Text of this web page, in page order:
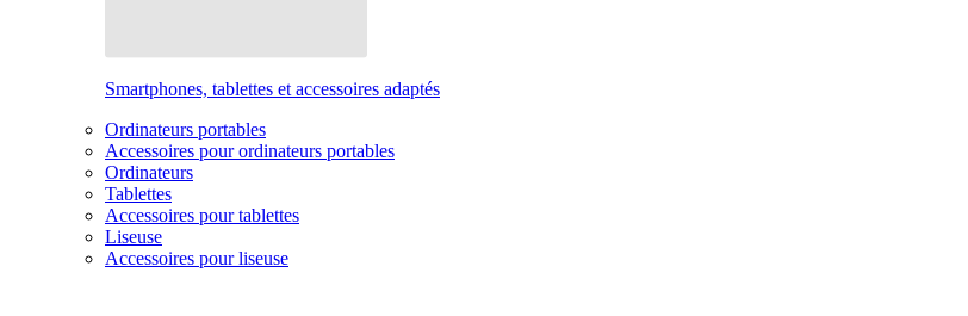
Smartphones, tablettes et accessoires adaptés
Ordinateurs portables
Accessoires pour ordinateurs portables
Ordinateurs
Tablettes
Accessoires pour tablettes
Liseuse
Accessoires pour liseuse